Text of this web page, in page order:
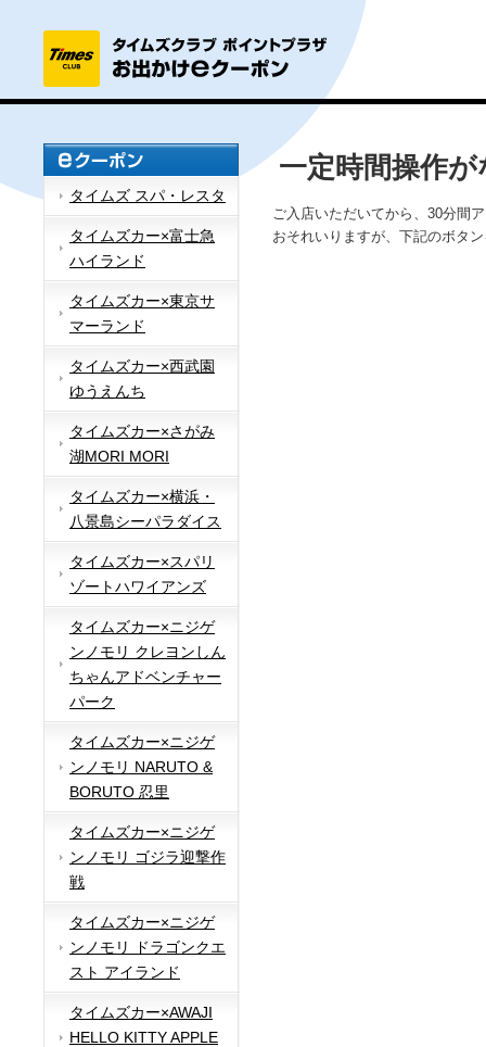
タイムズ スパ・レスタ
タイムズカー×富士急
ハイランド
タイムズカー×東京サ
マーランド
タイムズカー×西武園
ゆうえんち
タイムズカー×さがみ
湖MORI MORI
タイムズカー×横浜・
八景島シーパラダイス
タイムズカー×スパリ
ゾートハワイアンズ
タイムズカー×ニジゲ
ンノモリ クレヨンしん
ちゃんアドベンチャー
パーク
タイムズカー×ニジゲ
ンノモリ NARUTO &
BORUTO 忍里
タイムズカー×ニジゲ
ンノモリ ゴジラ迎撃作
戦
タイムズカー×ニジゲ
ンノモリ ドラゴンクエ
スト アイランド
タイムズカー×AWAJI
HELLO KITTY APPLE
一定時間操作
ご入店いただいてから、30分間
おそれいりますが、下記のボタ